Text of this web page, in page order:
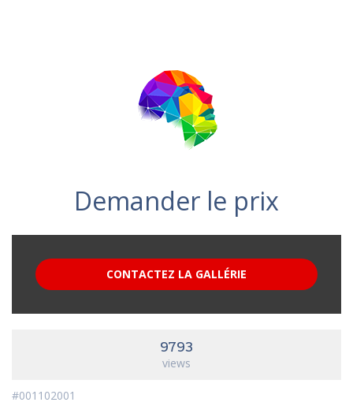
Demander le prix
CONTACTEZ LA GALLÉRIE
9793
views
#001102001